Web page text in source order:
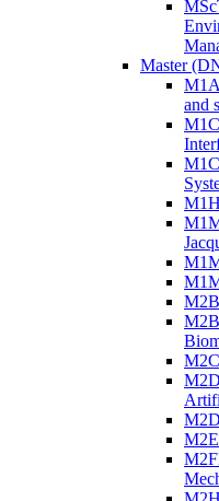
Master
and